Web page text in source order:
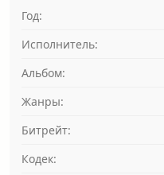
Год:
Исполнитель:
Альбом:
Жанры:
Битрейт:
Кодек: